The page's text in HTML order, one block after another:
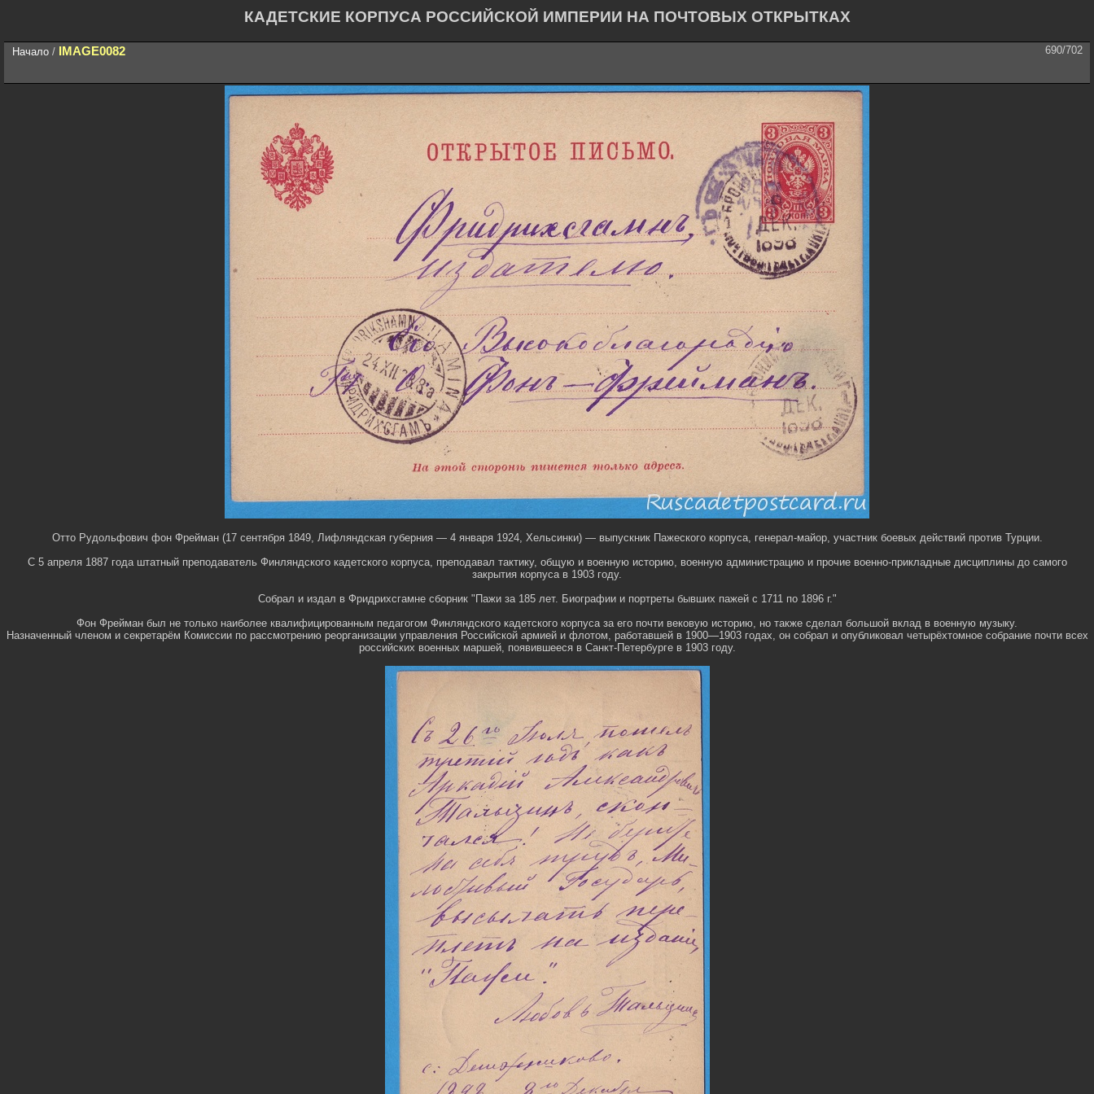
КАДЕТСКИЕ КОРПУСА РОССИЙСКОЙ ИМПЕРИИ НА ПОЧТОВЫХ ОТКРЫТКАХ
Начало / IMAGE0082 690/702
Отто Рудольфович фон Фрейман (17 сентября 1849, Лифляндская губерния — 4 января 1924, Хельсинки) — выпускник Пажеского корпуса, генерал-майор, участник боевых действий против Турции.
С 5 апреля 1887 года штатный преподаватель Финляндского кадетского корпуса, преподавал тактику, общую и военную историю, военную администрацию и прочие военно-прикладные дисциплины до самого
закрытия корпуса в 1903 году.
Собрал и издал в Фридрихсгамне сборник "Пажи за 185 лет. Биографии и портреты бывших пажей с 1711 по 1896 г."
Фон Фрейман был не только наиболее квалифицированным педагогом Финляндского кадетского корпуса за его почти вековую историю, но также сделал большой вклад в военную музыку.
Назначенный членом и секретарём Комиссии по рассмотрению реорганизации управления Российской армией и флотом, работавшей в 1900—1903 годах, он собрал и опубликовал четырёхтомное собрание почти всех
российских военных маршей, появившееся в Санкт-Петербурге в 1903 году.